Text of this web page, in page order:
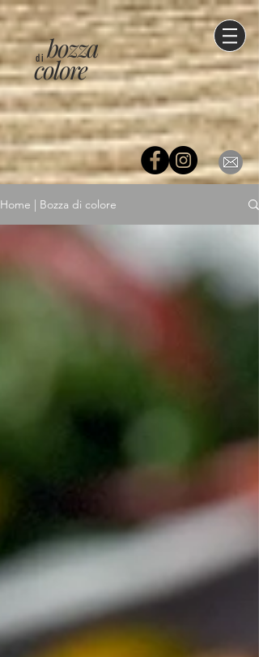
di
colore
bozza
Home | Bozza di colore